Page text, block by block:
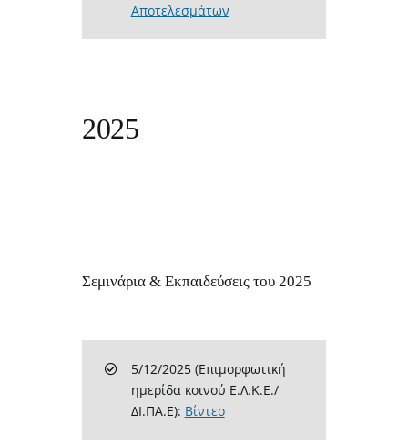
Αποτελεσμάτων
2025
Σεμινάρια & Εκπαιδεύσεις του 2025
5/12/2025 (Επιμορφωτική
ημερίδα κοινού Ε.Λ.Κ.Ε./
ΔΙ.ΠΑ.Ε): Βίντεο